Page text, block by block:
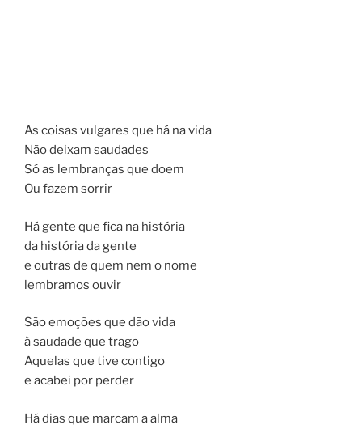
As coisas vulgares que há na vida
Não deixam saudades
Só as lembranças que doem
Ou fazem sorrir
Há gente que fica na história
da história da gente
e outras de quem nem o nome
lembramos ouvir
São emoções que dão vida
à saudade que trago
Aquelas que tive contigo
e acabei por perder
Há dias que marcam a alma